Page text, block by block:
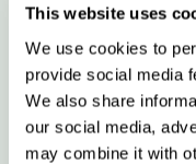
This website uses
We use cookies to
provide social media
We also share
our social media,
may combine it with